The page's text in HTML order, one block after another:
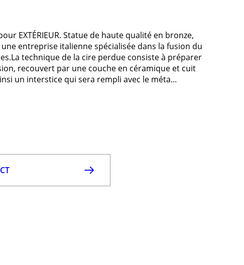
EXTÉRIEUR. Statue de haute qualité en bronze,
entreprise italienne spécialisée dans la fusion du
technique de la cire perdue consiste à préparer
recouvert par une couche en céramique et cuit
un interstice qui sera rempli avec le méta...